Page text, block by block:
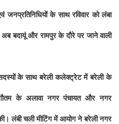
के साथ रविवार को लंबा
बदायूं और रामपुर के दौरे पर जाने वाली
के साथ बरेली कलेक्ट्रेट में बरेली के
के अलावा नगर पंचायत और नगर
लंबी चली मीटिंग में आयोग ने बरेली नगर